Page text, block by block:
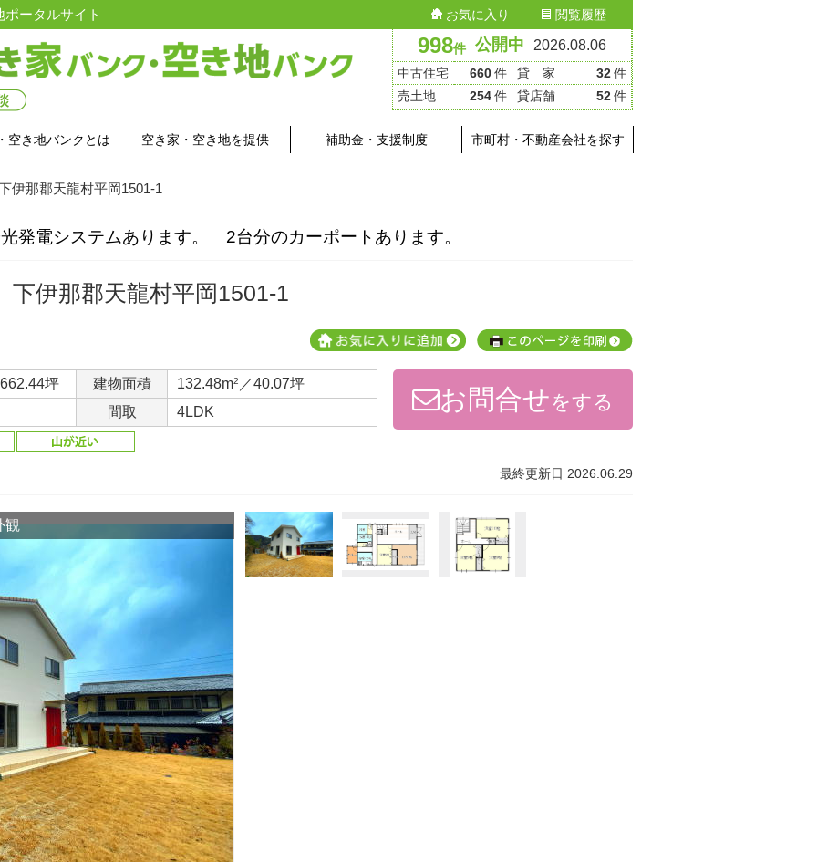
998件 公開中 2026.08.06
中古住宅 660件 貸 家 32件
売土地
254件 貸店舗 52件
ータルサイト お気に入り 閲覧履歴
空き地バンクとは 空き家・空き地を提供 補助金・支援制度 市町村・不動産会社を探す
伊那郡天龍村平岡1501-1
発電システムあります。 2台分のカーポートあります。
下伊那郡天龍村平岡1501-1
坪 建物面積 132.48m2 ／40.07坪
間取
4LDK お問合せをする
最終更新日 2026.06.29
観